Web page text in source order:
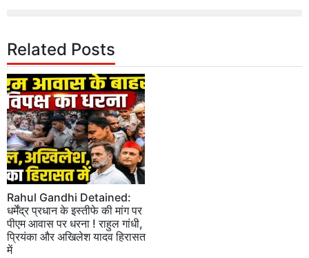
Related Posts
Rahul Gandhi Detained:
धर्मेंद्र प्रधान के इस्तीफे की मांग पर
पीएम आवास पर धरना ! राहुल गांधी,
प्रियंका और अखिलेश यादव हिरासत
में